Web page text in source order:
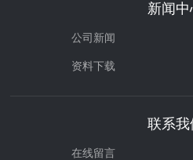
新闻中
公司新闻
资料下载
联系我
在线留言